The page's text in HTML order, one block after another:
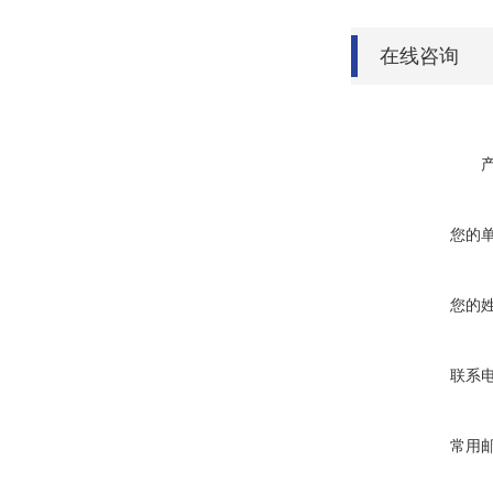
在线咨询
您的
您的
联系
常用